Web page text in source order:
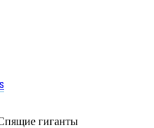
гиганты